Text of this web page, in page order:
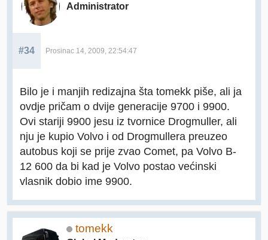
Administrator
#34 Prosinac 14, 2009, 22:54:47
Bilo je i manjih redizajna šta tomekk piše, ali ja
ovdje pričam o dvije generacije 9700 i 9900.
Ovi stariji 9900 jesu iz tvornice Drogmuller, ali
nju je kupio Volvo i od Drogmullera preuzeo
autobus koji se prije zvao Comet, pa Volvo B-
12 600 da bi kad je Volvo postao većinski
vlasnik dobio ime 9900.
tomekk